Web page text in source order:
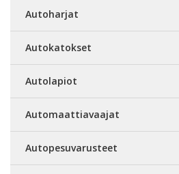
Autoharjat
Autokatokset
Autolapiot
Automaattiavaajat
Autopesuvarusteet